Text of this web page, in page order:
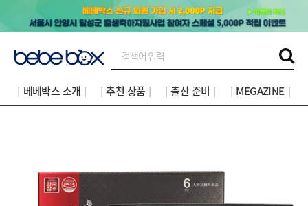
│베베박스 소개│ │추천 상품│ │출산 준비│ │MEGAZINE│